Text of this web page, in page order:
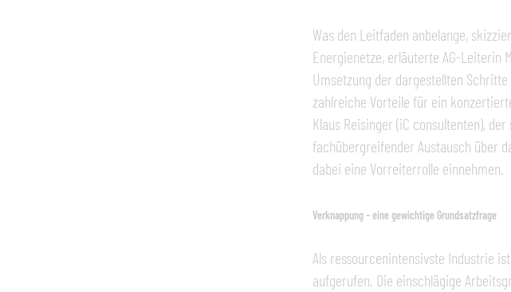
Was den Leitfaden anbelange,
Energienetze, erläuterte AG-Leiterin
Umsetzung der dargestellten
zahlreiche Vorteile für ein
Klaus Reisinger (iC consultenten),
fachübergreifender Austausch über
dabei eine Vorreiterrolle einnehmen.
Verknappung – eine gewichtige Grundsatzfrage
Als ressourcenintensivste Industrie
aufgerufen. Die einschlägige